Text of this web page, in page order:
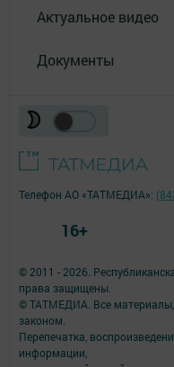
Актуальное видео
Документы
© 2011 - 2026.
права защищены.
© ТАТМЕДИА. Все
законом.
Перепечатка,
информации,
Телефон АО «ТАТМЕДИА»:
16+